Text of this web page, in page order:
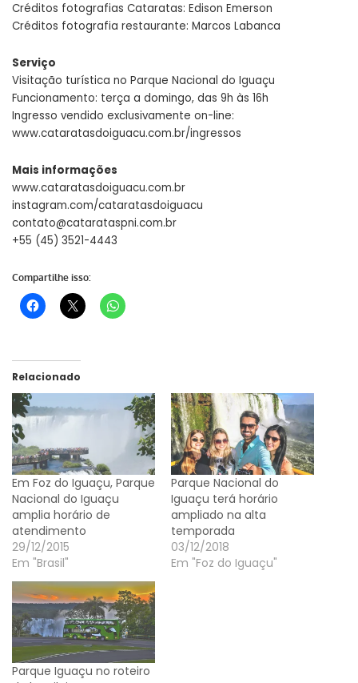
Créditos fotografias Cataratas: Edison Emerson
Créditos fotografia restaurante: Marcos Labanca
Serviço
Visitação turística no Parque Nacional do Iguaçu
Funcionamento: terça a domingo, das 9h às 16h
Ingresso vendido exclusivamente on-line:
www.cataratasdoiguacu.com.br/ingressos
Mais informações
www.cataratasdoiguacu.com.br
instagram.com/cataratasdoiguacu
contato@catarataspni.com.br
+55 (45) 3521-4443
Compartilhe isso:
Relacionado
Em Foz do Iguaçu, Parque
Nacional do Iguaçu
amplia horário de
atendimento
29/12/2015
Em "Brasil"
Parque Nacional do
Iguaçu terá horário
ampliado na alta
temporada
03/12/2018
Em "Foz do Iguaçu"
Parque Iguaçu no roteiro